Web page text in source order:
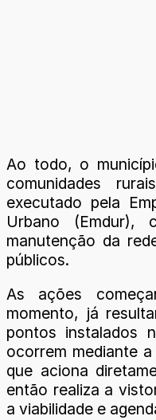
Ao todo, o
comunidades
executado pela
Urbano (Emdur),
manutenção da
públicos.
As ações
momento, já
pontos instalados
ocorrem mediante
que aciona
então realiza a
a viabilidade e